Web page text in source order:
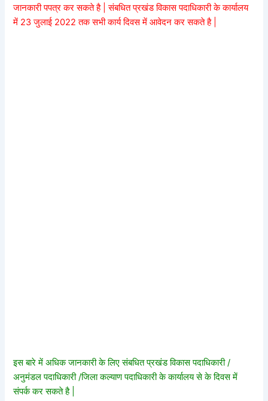
जानकारी पपत्र कर सकते है | संबधित प्रखंड विकास पदाधिकारी के कार्यालय
में 23 जुलाई 2022 तक सभी कार्य दिवस में आवेदन कर सकते है |
इस बारे में अधिक जानकारी के लिए संबधित प्रखंड विकास पदाधिकारी /
अनुमंडल पदाधिकारी /जिला कल्याण पदाधिकारी के कार्यालय से के दिवस में
संपर्क कर सकते है |